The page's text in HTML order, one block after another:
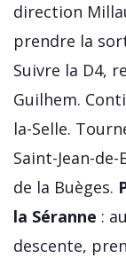
direction
prendre la
Suivre la D4,
Guilhem.
la-Selle.
Saint-Jean-
de la Buèges.
la Séranne :
descente,